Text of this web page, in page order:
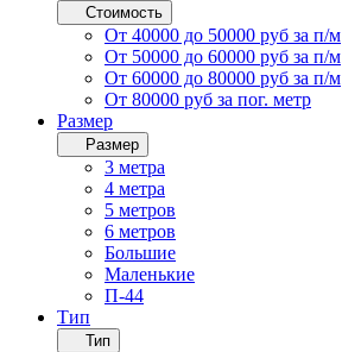
Стоимость
От 40000 до 50000 руб за п/м
От 50000 до 60000 руб за п/м
От 60000 до 80000 руб за п/м
От 80000 руб за пог. метр
Размер
Размер
3 метра
4 метра
5 метров
6 метров
Большие
Маленькие
П-44
Тип
Тип